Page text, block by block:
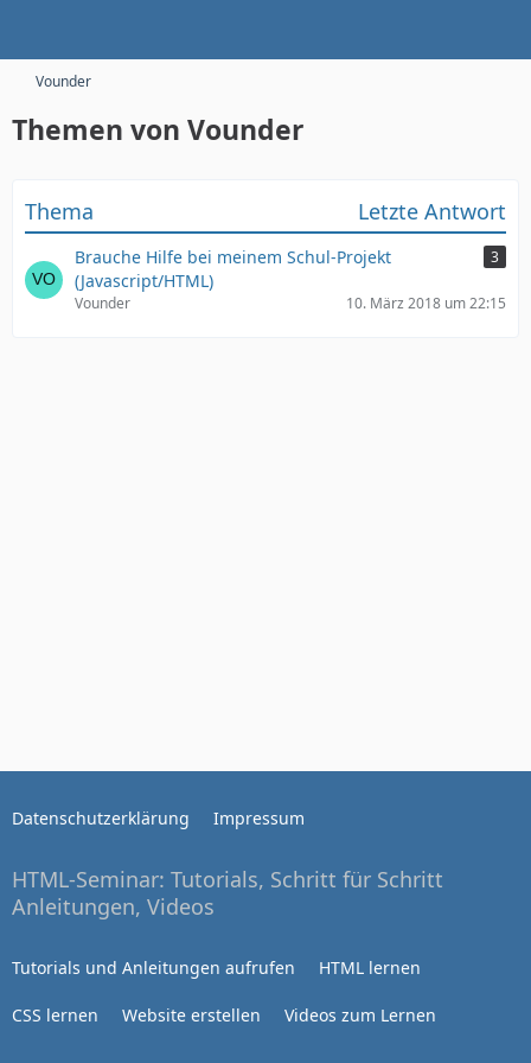
Vounder
Themen von Vounder
Thema Letzte Antwort
Brauche Hilfe bei meinem Schul-Projekt
(Javascript/HTML)
3
Vounder 10. März 2018 um 22:15
Datenschutzerklärung Impressum
HTML-Seminar: Tutorials, Schritt für Schritt
Anleitungen, Videos
Tutorials und Anleitungen aufrufen HTML lernen
CSS lernen Website erstellen Videos zum Lernen